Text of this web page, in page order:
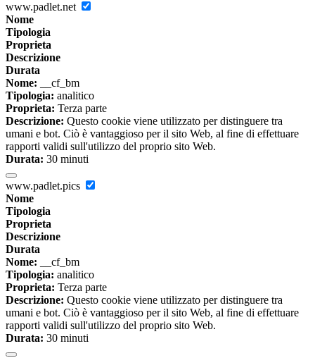
www.padlet.net
Nome
Tipologia
Proprieta
Descrizione
Durata
Nome: __cf_bm
Tipologia: analitico
Proprieta: Terza parte
Descrizione: Questo cookie viene utilizzato per distinguere tra
umani e bot. Ciò è vantaggioso per il sito Web, al fine di effettuare
rapporti validi sull'utilizzo del proprio sito Web.
Durata: 30 minuti
www.padlet.pics
Nome
Tipologia
Proprieta
Descrizione
Durata
Nome: __cf_bm
Tipologia: analitico
Proprieta: Terza parte
Descrizione: Questo cookie viene utilizzato per distinguere tra
umani e bot. Ciò è vantaggioso per il sito Web, al fine di effettuare
rapporti validi sull'utilizzo del proprio sito Web.
Durata: 30 minuti